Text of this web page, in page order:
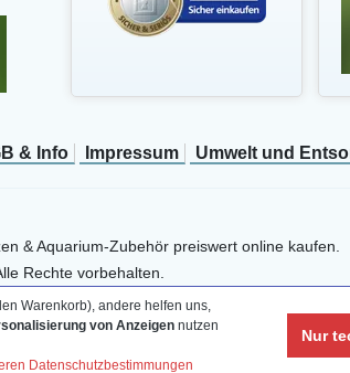
& Info Impressum Umwelt und
& Aquarium-Zubehör preiswert online kaufen.
Rechte vorbehalten.
Warenkorb), andere helfen uns,
von Anzeigen nutzen
Datenschutzbestimmungen
Nur